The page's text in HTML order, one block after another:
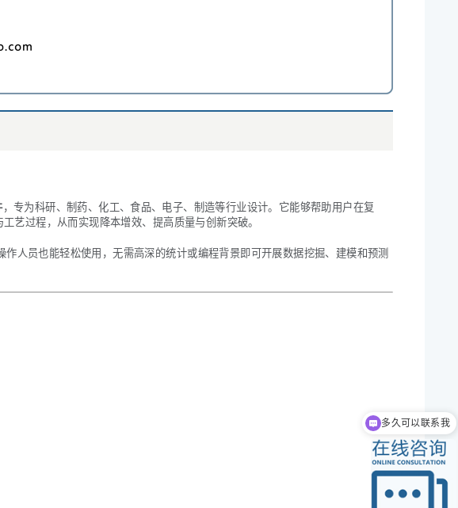
，专为科研、制药、化工、食品、电子、制造等行业设计。它能够帮助用户在复
艺过程，从而实现降本增效、提高质量与创新突破。
人员也能轻松使用，无需高深的统计或编程背景即可开展数据挖掘、建模和预测
可以介绍下你们的产品么